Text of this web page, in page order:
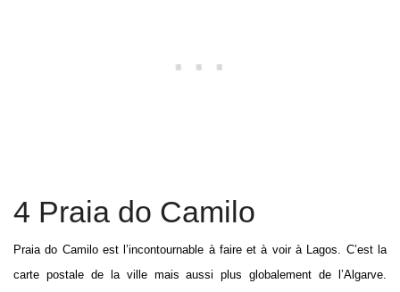
4 Praia do Camilo
Praia do Camilo est l’incontournable à faire et à voir à Lagos. C’est la
carte postale de la ville mais aussi plus globalement de l’Algarve.